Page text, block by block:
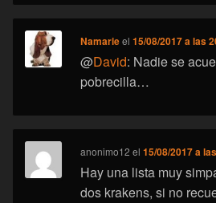
Namarieel15/08/2017 a las
@David: Nadie se
pobrecilla…
anonimo12 el15/08/2017 a
Hay una lista muy
dos krakens, si no